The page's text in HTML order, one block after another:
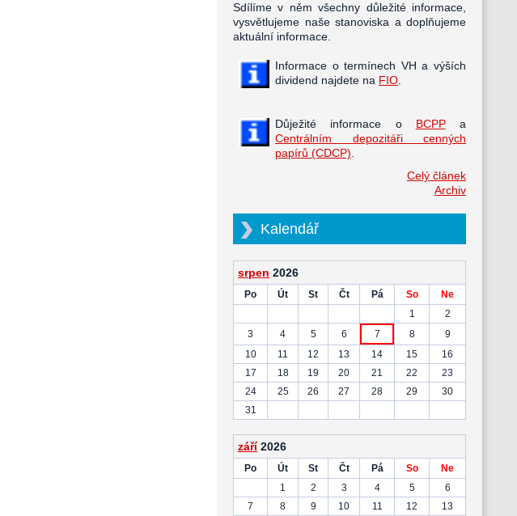
Sdílíme v něm všechny důležité informace,
vysvětlujeme naše stanoviska a doplňujeme
aktuální informace.
Informace o termínech VH a výších
dividend najdete na FIO
Důježité informace o BCPPa
Centrálním depozitáři cenných
papírů (CDCP)
Celý článek
Archiv
Kalendář
srpen 2026
Po Út St Čt Pá So
Ne
1
2
3
4 5 6 7 8
9
10
11 12 13 14 15
16
17
18 19 20 21 22
23
24
25 26 27 28 29
30
31
září 2026
Po Út St Čt Pá So
Ne
1
2 3 4 5
6
7
8 9 10 11 12
13